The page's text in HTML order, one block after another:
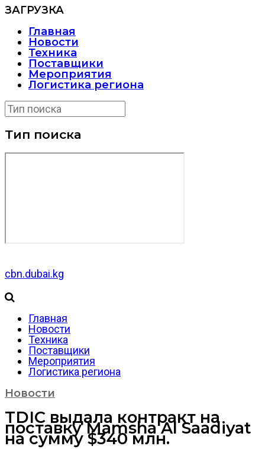
ЗАГРУЗКА
Главная
Новости
Техника
Поставщики
Мероприятия
Логистика региона
Тип поиска
cbn.dubai.kg
Главная
Новости
Техника
Поставщики
Мероприятия
Логистика региона
Новости
TDIC выдала контракт на
поставку Mamsha Al Saadiyat
на сумму $340 млн.